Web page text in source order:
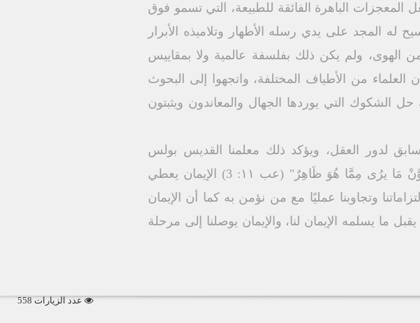
المعجزات الباھرة الفائقة للطبیعة، التي تسمو فوق
له المجد على یدي رسله الأطھار وتلامیذه الأبرار
الھوى، ولم یكن ذلك بفلسفة عالمیة ولا بمقاییس
العلماء من الأطیاف المختلفة، واتجھوا إلى البحوث
الشكوك التي یوردھا الجھال والمعاندون ویثبتون
لدور العقل، ویؤكد ذلك معلمنا القدیس بولس
الرسول بقوله "باِلإیِمَانِ نَفْھَم أنَّ الْعَالمَینَ أتُقنِتْ بكِلمِةِ الله،ِ حَتَّى لمَ یَتَكَوَّنْ مَا یرُى مِمَّا ھُوَ ظَاھِرٌ" (عب ۱۱: 3) الإیمان یعطي
وتجاوبنا عملیًا مع من نؤمن به كما أن الإیمان
ما یسلمه الإیمان لنا، والإیمان یوصلنا إلى مرحلة
عدد الزيارات 558